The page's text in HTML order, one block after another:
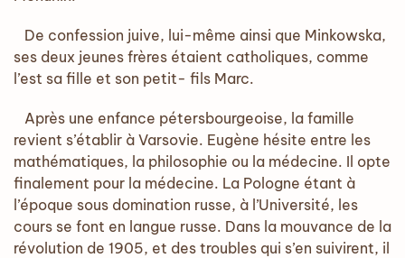
De confession juive, lui-même ainsi que Minkowska,
ses deux jeunes frères étaient catholiques, comme
l’est sa fille et son petit- fils Marc.
Après une enfance pétersbourgeoise, la famille
revient s’établir à Varsovie. Eugène hésite entre les
mathématiques, la philosophie ou la médecine. Il opte
finalement pour la médecine. La Pologne étant à
l’époque sous domination russe, à l’Université, les
cours se font en langue russe. Dans la mouvance de la
révolution de 1905, et des troubles qui s’en suivirent, il